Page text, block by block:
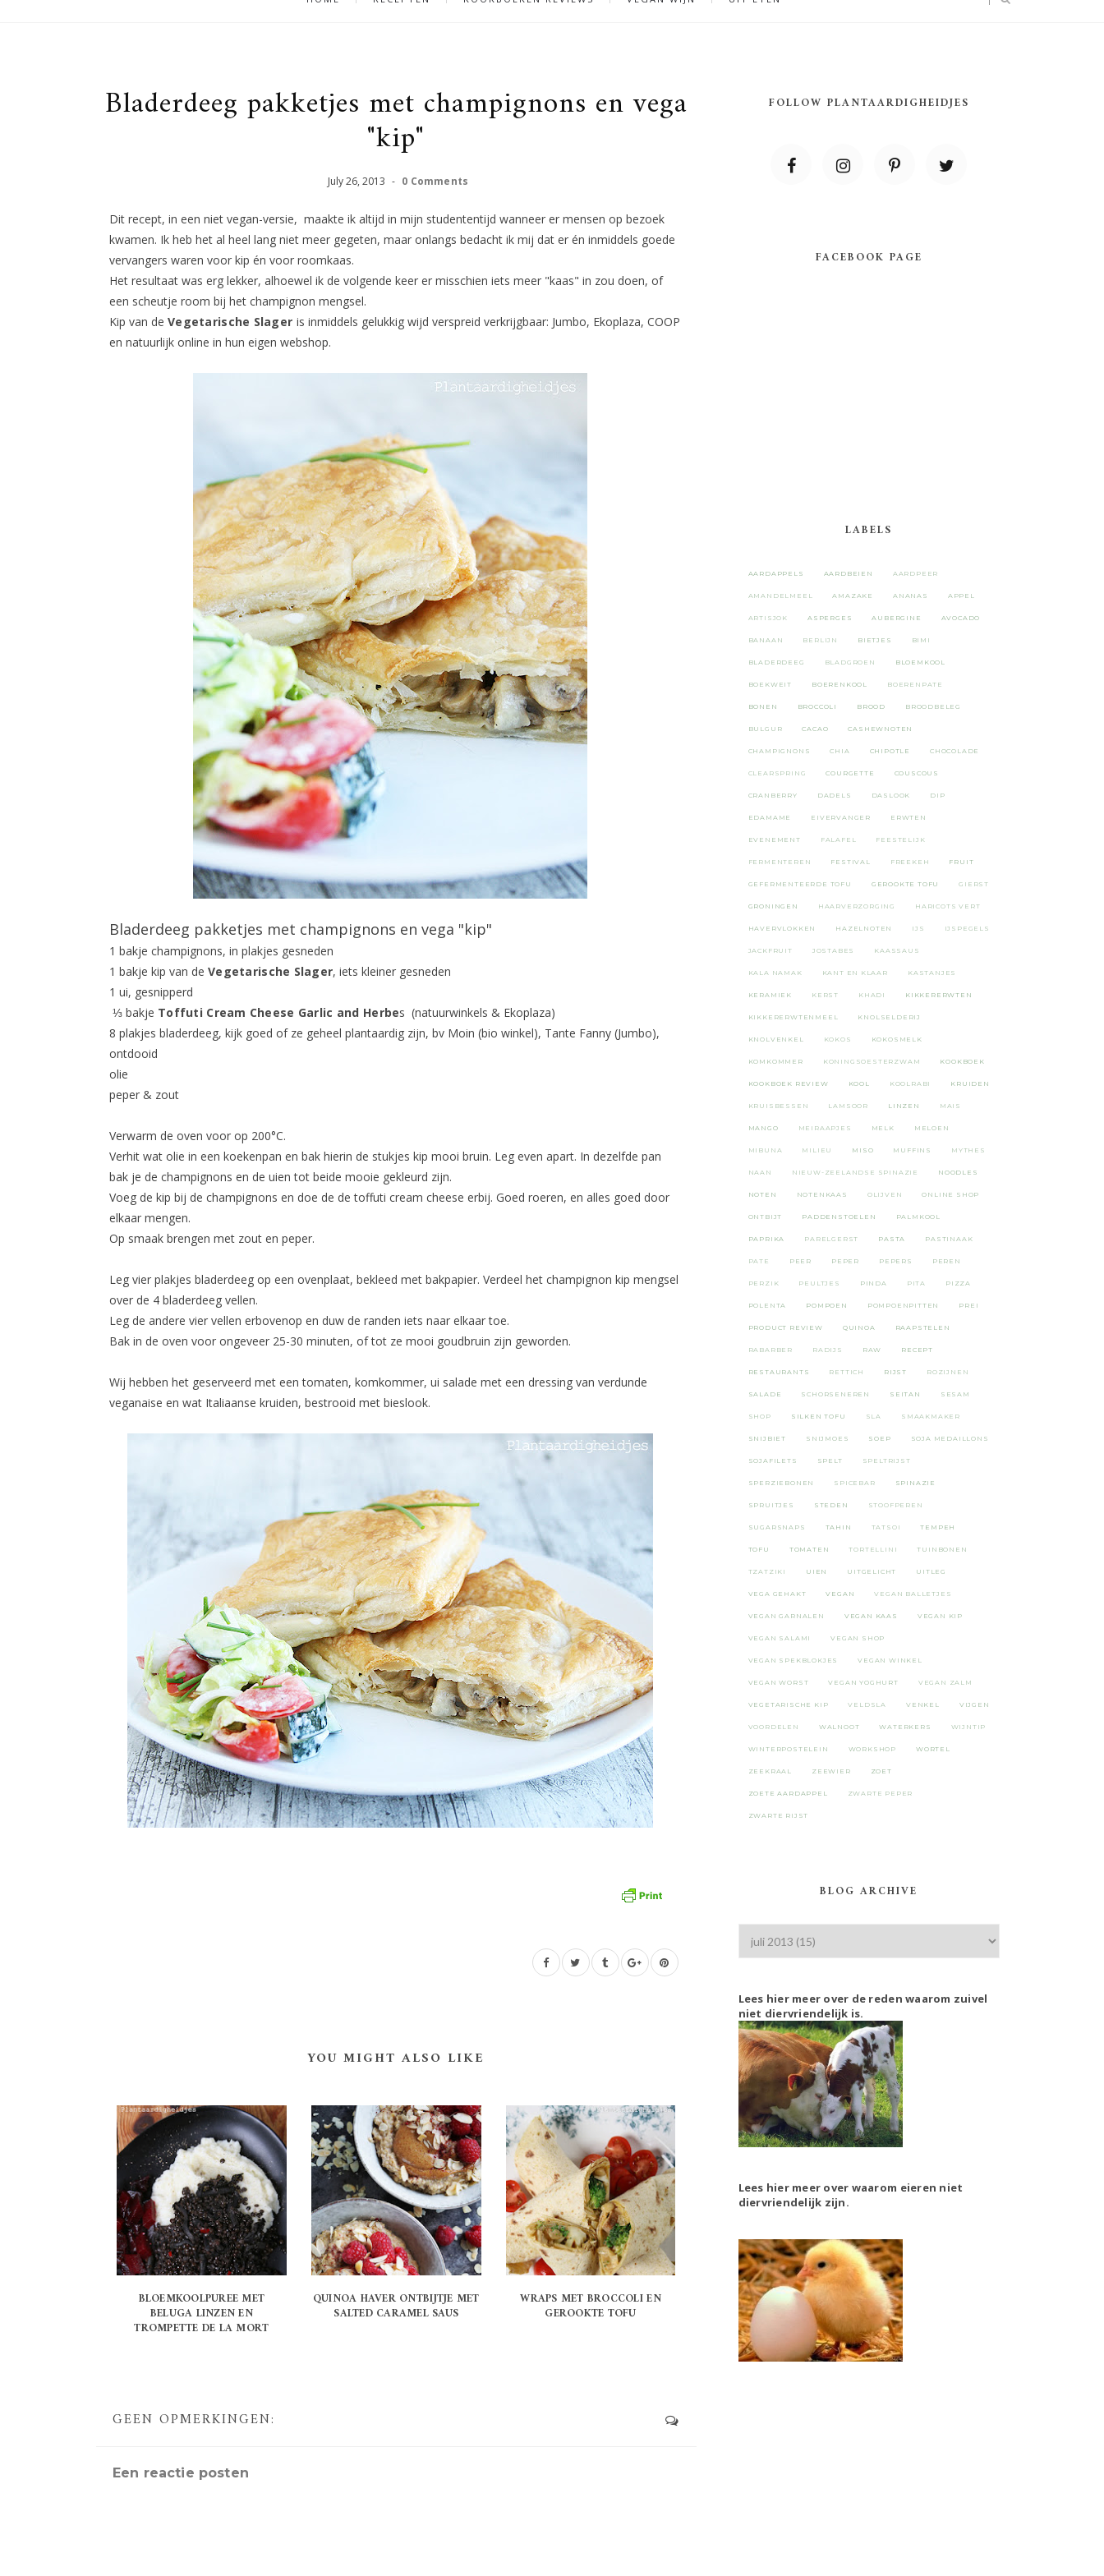
Bladerdeeg pakketjes met champignons en vega
"kip"
July26,2013 - 0 Comments
Dit recept, in een niet vegan-versie, maakte ik altijd in mijn studententijd wanneer er mensen op bezoek
kwamen. Ik heb het al heel lang niet meer gegeten, maar onlangs bedacht ik mij dat er én inmiddels goede
vervangers waren voor kip én voor roomkaas.
Het resultaat was erg lekker, alhoewel ik de volgende keer er misschien iets meer "kaas" in zou doen, of
een scheutje room bij het champignon mengsel.
Kip van de Vegetarische Slager is inmiddels gelukkig wijd verspreid verkrijgbaar: Jumbo, Ekoplaza, COOP
en natuurlijk online in hun eigen webshop.
Bladerdeeg pakketjes met champignons en vega "kip"
1 bakje champignons, in plakjes gesneden
1 bakje kip van de Vegetarische Slager, iets kleiner gesneden
1 ui, gesnipperd
⅓ bakje Toffuti Cream Cheese Garlic and Herbes (natuurwinkels & Ekoplaza)
8 plakjes bladerdeeg, kijk goed of ze geheel plantaardig zijn, bv Moin (bio winkel), Tante Fanny (Jumbo),
ontdooid
olie
peper & zout
Verwarm de oven voor op 200°C.
Verhit wat olie in een koekenpan en bak hierin de stukjes kip mooi bruin. Leg even apart. In dezelfde pan
bak je de champignons en de uien tot beide mooie gekleurd zijn.
Voeg de kip bij de champignons en doe de de toffuti cream cheese erbij. Goed roeren, en alles goed door
elkaar mengen.
Op smaak brengen met zout en peper.
Leg vier plakjes bladerdeeg op een ovenplaat, bekleed met bakpapier. Verdeel het champignon kip mengsel
over de 4 bladerdeeg vellen.
Leg de andere vier vellen erbovenop en duw de randen iets naar elkaar toe.
Bak in de oven voor ongeveer 25-30 minuten, of tot ze mooi goudbruin zijn geworden.
Wij hebben het geserveerd met een tomaten, komkommer, ui salade met een dressing van verdunde
veganaise en wat Italiaanse kruiden, bestrooid met bieslook.
YOU MIGHT ALSO LIKE
BLOEMKOOLPUREE MET
BELUGA LINZEN EN
TROMPETTE DE LA MORT
QUINOA HAVER ONTBIJTJE MET
SALTED CARAMEL SAUS
WRAPS MET BROCCOLI EN
GEROOKTE TOFU
GEEN OPMERKINGEN:
Een reactie posten
FOLLOW PLANTAARDIGHEIDJES
FACEBOOK PAGE
LABELS
AARDAPPELS AARDBEIEN AARDPEER
AMANDELMEEL AMAZAKE ANANAS APPEL
ARTISJOK ASPERGES AUBERGINE AVOCADO
BANAAN BERLIJN BIETJES BIMI
BLADERDEEG BLADGROEN BLOEMKOOL
BOEKWEIT BOERENKOOL BOERENPATE
BONEN BROCCOLI BROOD BROODBELEG
BULGUR CACAO CASHEWNOTEN
CHAMPIGNONS CHIA CHIPOTLE CHOCOLADE
CLEARSPRING COURGETTE COUSCOUS
CRANBERRY DADELS DASLOOK DIP
EDAMAME EIVERVANGER ERWTEN
EVENEMENT FALAFEL FEESTELIJK
FERMENTEREN FESTIVAL FREEKEH FRUIT
GEFERMENTEERDE TOFU GEROOKTE TOFU GIERST
GRONINGEN HAARVERZORGING HARICOTS VERT
HAVERVLOKKEN HAZELNOTEN IJS IJSPEGELS
JACKFRUIT JOSTABES KAASSAUS
KALA NAMAK KANT EN KLAAR KASTANJES
KERAMIEK KERST KHADI KIKKERERWTEN
KIKKERERWTENMEEL KNOLSELDERIJ
KNOLVENKEL KOKOS KOKOSMELK
KOMKOMMER KONINGSOESTERZWAM KOOKBOEK
KOOKBOEK REVIEW KOOL KOOLRABI KRUIDEN
KRUISBESSEN LAMSOOR LINZEN MAIS
MANGO MEIRAAPJES MELK MELOEN
MIBUNA MILIEU MISO MUFFINS MYTHES
NAAN NIEUW-ZEELANDSE SPINAZIE NOODLES
NOTEN NOTENKAAS OLIJVEN ONLINE SHOP
ONTBIJT PADDENSTOELEN PALMKOOL
PAPRIKA PARELGERST PASTA PASTINAAK
PATE PEER PEPER PEPERS PEREN
PERZIK PEULTJES PINDA PITA PIZZA
POLENTA POMPOEN POMPOENPITTEN PREI
PRODUCT REVIEW QUINOA RAAPSTELEN
RABARBER RADIJS RAW RECEPT
RESTAURANTS RETTICH RIJST ROZIJNEN
SALADE SCHORSENEREN SEITAN SESAM
SHOP SILKEN TOFU SLA SMAAKMAKER
SNIJBIET SNIJMOES SOEP SOJA MEDAILLONS
SOJAFILETS SPELT SPELTRIJST
SPERZIEBONEN SPICEBAR SPINAZIE
SPRUITJES STEDEN STOOFPEREN
SUGARSNAPS TAHIN TATSOI TEMPEH
TOFU TOMATEN TORTELLINI TUINBONEN
TZATZIKI UIEN UITGELICHT UITLEG
VEGA GEHAKT VEGAN VEGAN BALLETJES
VEGAN GARNALEN VEGAN KAAS VEGAN KIP
VEGAN SALAMI VEGAN SHOP
VEGAN SPEKBLOKJES VEGAN WINKEL
VEGAN WORST VEGAN YOGHURT VEGAN ZALM
VEGETARISCHE KIP VELDSLA VENKEL VIJGEN
VOORDELEN WALNOOT WATERKERS WIJNTIP
WINTERPOSTELEIN WORKSHOP WORTEL
ZEEKRAAL ZEEWIER ZOET
ZOETE AARDAPPEL ZWARTE PEPER
ZWARTE RIJST
BLOG ARCHIVE
Lees hier meer over de reden waarom zuivel
niet diervriendelijk is.
Lees hier meer over waarom eieren niet
diervriendelijk zijn.